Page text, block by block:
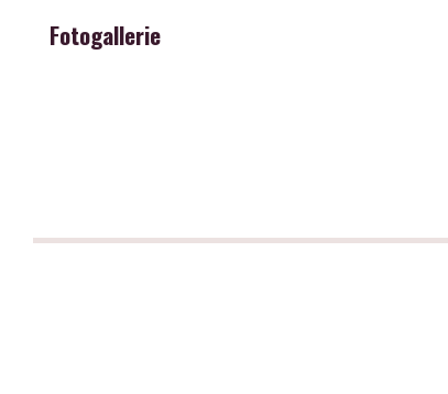
Fotogallerie